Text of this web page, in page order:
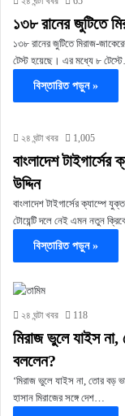
১৩৮ রানের জুটিতে
১৩৮ রানের জুটিতে মিরাজ-
টেস্ট হয়েছে। এর মধ্যে ৮
বিস্তারিত পড়ুন »
২৪ ঘন্টা খবর 1,005
বাংলাদেশ
উদ্দিন
বাংলাদেশ টাইগার্সের ক্যাম্পে
টোয়েন্টি দলে নেই এমন নতুন
বিস্তারিত পড়ুন »
২৪ ঘন্টা খবর 118
মিরাজ ভুলে যাইস
বললেন?
‘মিরাজ ভুলে যাইস না, তোর বড়
হাসান মিরাজের সঙ্গে দেশ…